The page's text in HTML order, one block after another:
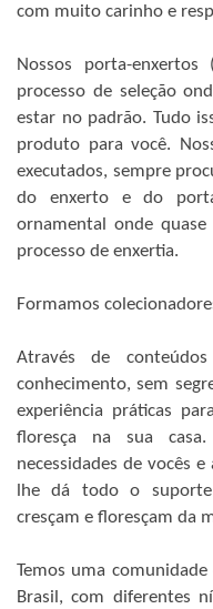
com muito carinho e
Nossos porta-
processo de seleção
estar no padrão. Tudo
produto para você.
executados, sempre
do enxerto e do
ornamental onde
processo de enxertia.
Formamos
Através de
conhecimento, sem
experiência práticas
floresça na sua
necessidades de vocês
lhe dá todo o suporte
cresçam e floresçam da
Temos uma
Brasil, com diferentes